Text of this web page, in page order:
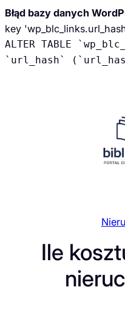
Błąd bazy danych
key
ALTER TABLE
`url_hash`
Ile